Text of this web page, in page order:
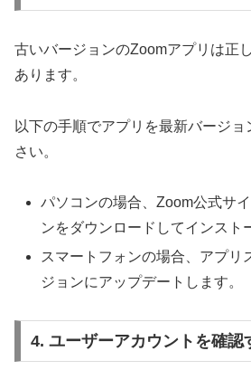
古いバージョンのZoomアプリは正
あります。
以下の手順でアプリを最新バージ
さい。
パソコンの場合、Zoom公式サ
ンをダウンロードしてインスト
スマートフォンの場合、アプリ
ジョンにアップデートします。
4. ユーザーアカウントを確認